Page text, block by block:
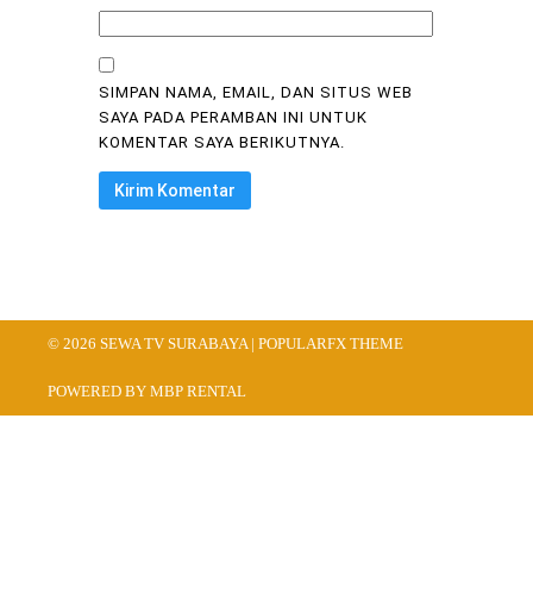
SIMPAN NAMA, EMAIL, DAN SITUS WEB
SAYA PADA PERAMBAN INI UNTUK
KOMENTAR SAYA BERIKUTNYA.
© 2026 SEWA TV SURABAYA | POPULARFX THEME
POWERED BY MBP RENTAL